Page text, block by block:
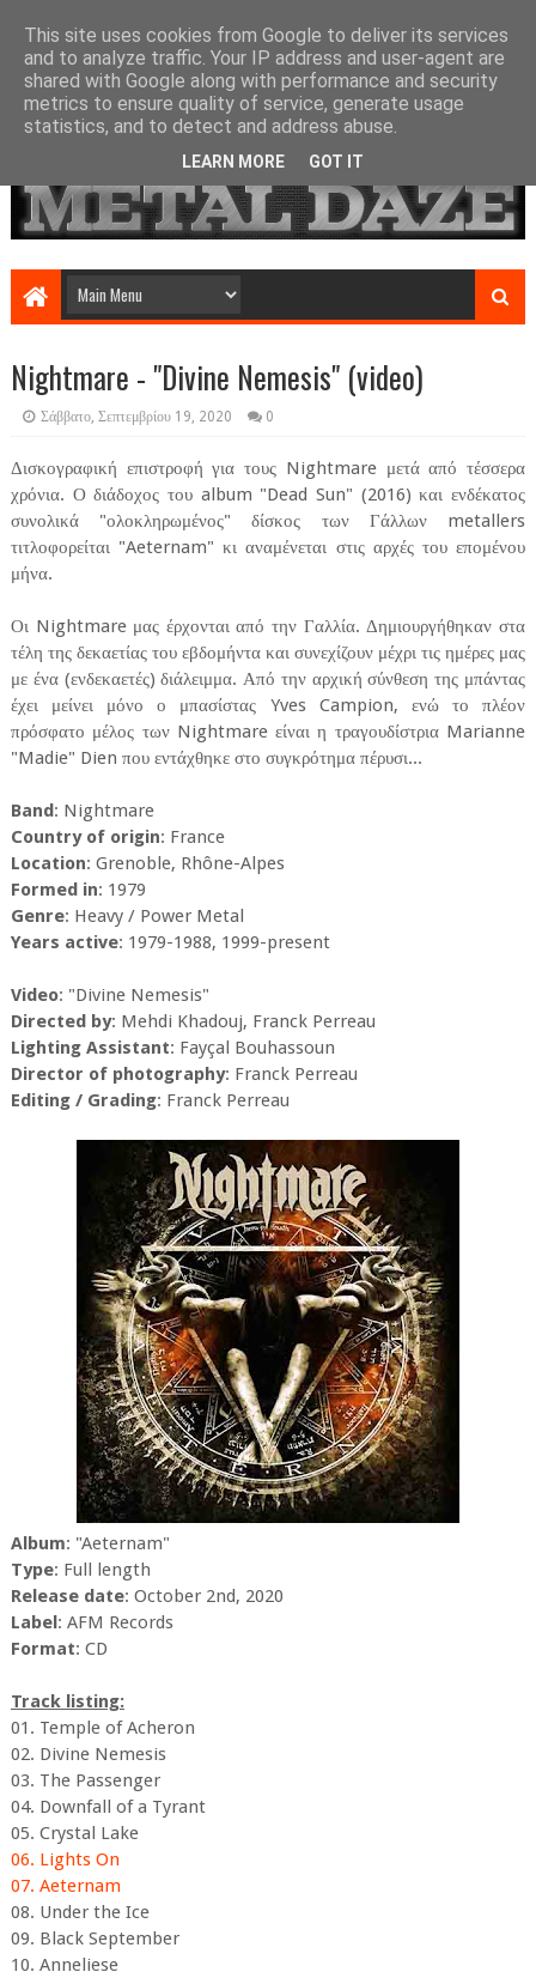
Nightmare - "Divine Nemesis" (video)
Σάββατο, Σεπτεμβρίου 19, 2020 0
Δισκογραφική επιστροφή για τους Nightmare μετά από τέσσερα
χρόνια. Ο διάδοχος του album "Dead Sun" (2016) και ενδέκατος
συνολικά "ολοκληρωμένος" δίσκος των Γάλλων metallers
τιτλοφορείται "Aeternam" κι αναμένεται στις αρχές του επομένου
μήνα.
Οι Nightmare μας έρχονται από την Γαλλία. Δημιουργήθηκαν στα
τέλη της δεκαετίας του εβδομήντα και συνεχίζουν μέχρι τις ημέρες μας
με ένα (ενδεκαετές) διάλειμμα. Από την αρχική σύνθεση της μπάντας
έχει μείνει μόνο ο μπασίστας Yves Campion, ενώ το πλέον
πρόσφατο μέλος των Nightmare είναι η τραγουδίστρια Marianne
"Madie" Dien που εντάχθηκε στο συγκρότημα πέρυσι...
Band: Nightmare
Country of origin: France
Location: Grenoble, Rhône-Alpes
Formed in: 1979
Genre: Heavy / Power Metal
Years active: 1979-1988, 1999-present
Video: "Divine Nemesis"
Directed by: Mehdi Khadouj, Franck Perreau
Lighting Assistant: Fayçal Bouhassoun
Director of photography: Franck Perreau
Editing / Grading: Franck Perreau
Album: "Aeternam"
Type: Full length
Release date: October 2nd, 2020
Label: AFM Records
Format: CD
Track listing:
01. Temple of Acheron
02. Divine Nemesis
03. The Passenger
04. Downfall of a Tyrant
05. Crystal Lake
06. Lights On
07. Aeternam
08. Under the Ice
09. Black September
10. Anneliese
This site uses cookies from Google to deliver its services
and to analyze traffic. Your IP address and user-agent are
shared with Google along with performance and security
metrics to ensure quality of service, generate usage
statistics, and to detect and address abuse.
LEARN MORE GOT IT